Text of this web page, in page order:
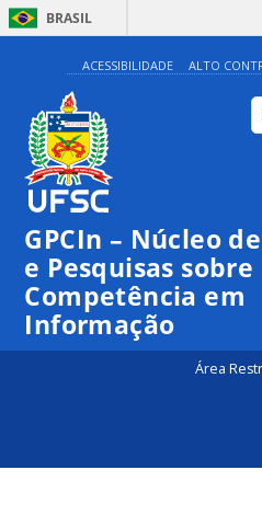
BRASIL
ACESSIBILIDADE ALTO
GPCIn – Núcleo
e Pesquisas sobre
Competência em
Informação
Área